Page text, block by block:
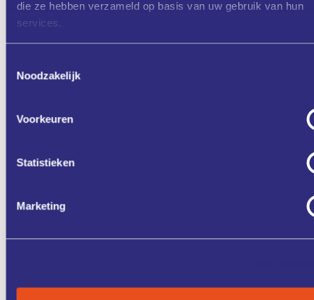
die ze hebben verzameld op basis van uw gebruik van hun
services.
Noodzakelijk
Voorkeuren
Statistieken
Marketing
16:35 - 16:50
Ondernemers- en ondernemingsperspectief. Mark Helder
16:50 - 17:00